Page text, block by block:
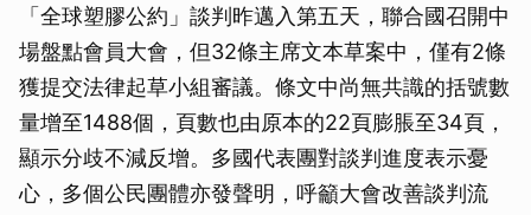
「全球塑膠公約」談判昨邁入第五天，聯合國召開中
場盤點會員大會，但32條主席文本草案中，僅有2條
獲提交法律起草小組審議。條文中尚無共識的括號數
量增至1488個，頁數也由原本的22頁膨脹至34頁，
顯示分歧不減反增。多國代表團對談判進度表示憂
心，多個公民團體亦發聲明，呼籲大會改善談判流